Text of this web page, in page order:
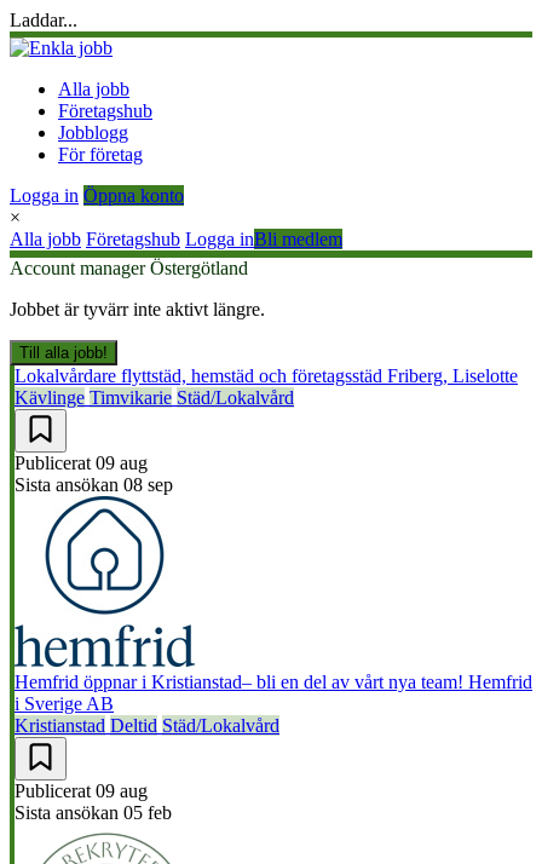
Laddar...
Alla jobb
Företagshub
Jobblogg
För företag
Logga in Öppna konto
×
Alla jobb Företagshub Logga inBli medlem
Account manager Östergötland
Jobbet är tyvärr inte aktivt längre.
Till alla jobb!
Lokalvårdare flyttstäd, hemstäd och företagsstäd Friberg, Liselotte
Kävlinge Timvikarie Städ/Lokalvård
Publicerat 09 aug
Sista ansökan 08 sep
Hemfrid öppnar i Kristianstad– bli en del av vårt nya team! Hemfrid
i Sverige AB
Kristianstad Deltid Städ/Lokalvård
Publicerat 09 aug
Sista ansökan 05 feb